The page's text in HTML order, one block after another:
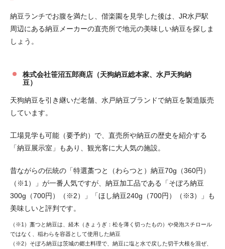
納豆ランチでお腹を満たし、偕楽園を見学した後は、JR水戸駅
周辺にある納豆メーカーの直売所で地元の美味しい納豆を探しま
しょう。
株式会社笹沼五郎商店（天狗納豆総本家、水戸天狗納
豆）
天狗納豆を引き継いだ老舗、水戸納豆ブランドで納豆を製造販売
しています。
工場見学も可能（要予約）で、直売所や納豆の歴史を紹介する
「納豆展示室」もあり、観光客に大人気の施設。
昔ながらの伝統の「特選藁つと（わらつと）納豆70g（360円）
（※1）」が一番人気ですが、納豆加工品である「そぼろ納豆
300g（700円）（※2）」「ほし納豆240g（700円）（※3）」も
美味しいと評判です。
（※1）藁つと納豆は、経木（きょうぎ：松を薄く切ったもの）や発泡スチロール
ではなく、稲わらを容器として使用した納豆
（※2）そぼろ納豆は茨城の郷土料理で、納豆に塩と水で戻した切干大根を混ぜ、